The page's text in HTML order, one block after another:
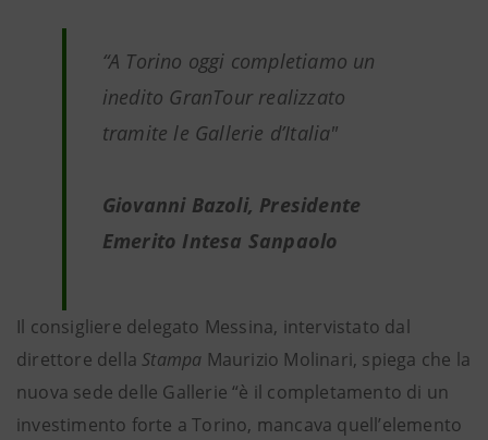
“A Torino oggi completiamo un
inedito GranTour realizzato
tramite le Gallerie d’Italia"
Giovanni Bazoli, Presidente
Emerito Intesa Sanpaolo
Il consigliere delegato Messina, intervistato dal
direttore della Stampa Maurizio Molinari, spiega che la
nuova sede delle Gallerie “è il completamento di un
investimento forte a Torino, mancava quell’elemento